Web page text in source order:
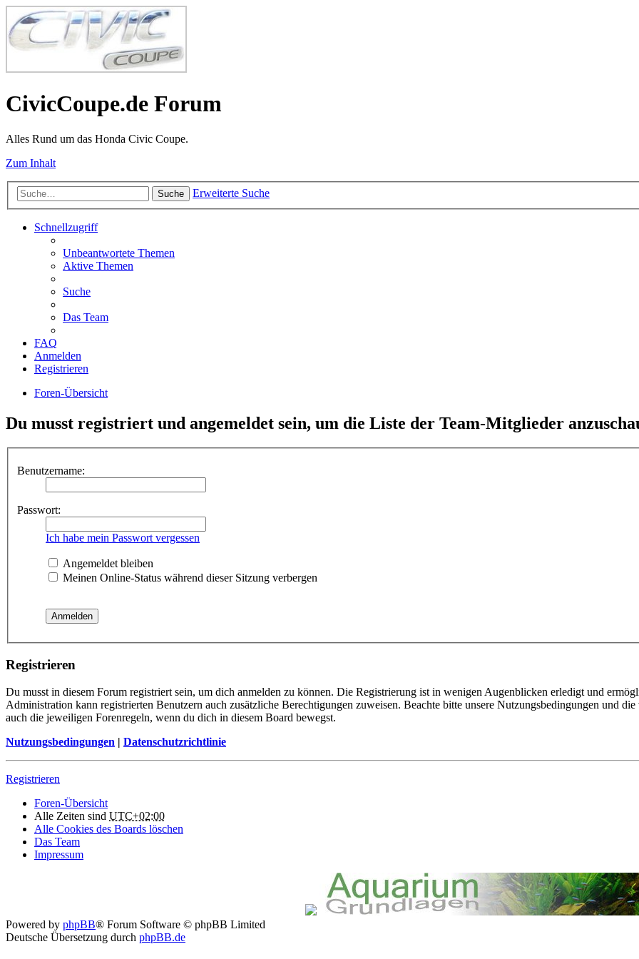
CivicCoupe.de Forum
Alles Rund um das Honda Civic Coupe.
Zum Inhalt
Suche Erweiterte Suche
Schnellzugriff
Unbeantwortete Themen
Aktive Themen
Suche
Das Team
FAQ
Anmelden
Registrieren
Foren-Übersicht
Du musst registriert und angemeldet sein, um die Liste der Team-Mitglieder
Benutzername:
Passwort:
Ich habe mein Passwort vergessen
Angemeldet bleiben
Meinen Online-Status während dieser Sitzung verbergen
Registrieren
Du musst in diesem Forum registriert sein, um dich anmelden zu können. Die Registrierung ist in wenigen Augenblicken erledigt und
Administration kann registrierten Benutzern auch zusätzliche Berechtigungen zuweisen. Beachte bitte unsere Nutzungsbedingungen und
auch die jeweiligen Forenregeln, wenn du dich in diesem Board bewegst.
Nutzungsbedingungen | Datenschutzrichtlinie
Registrieren
Foren-Übersicht
Alle Zeiten sind UTC+02:00
Alle Cookies des Boards löschen
Das Team
Impressum
Powered by phpBB® Forum Software © phpBB Limited
Deutsche Übersetzung durch phpBB.de